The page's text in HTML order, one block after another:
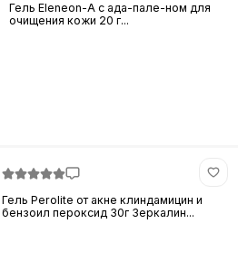
Гель Eleneon-A с ада-пале-ном для
очищения кожи 20 г...
Гель Perolite от акне клиндамицин и
бензоил пероксид 30г Зеркалин...